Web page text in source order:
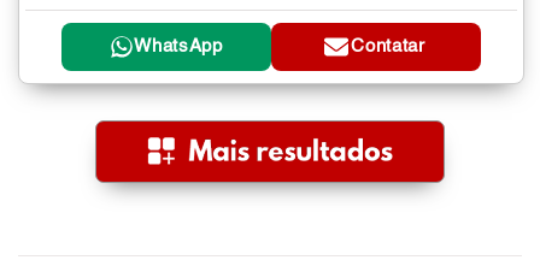
WhatsApp Contatar